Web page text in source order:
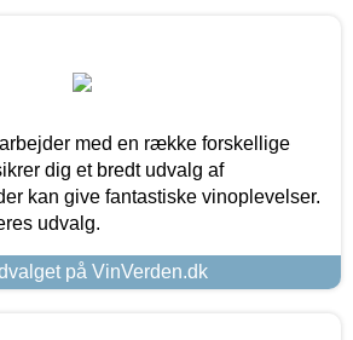
med en række forskellige
dig et bredt udvalg af
kan give fantastiske vinoplevelser.
udvalg.
på VinVerden.dk